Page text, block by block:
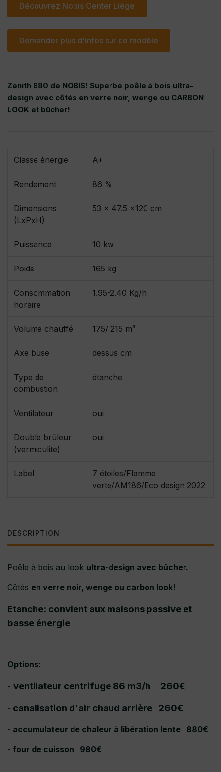
Découvrez Nobis Center Liège
Demander plus d'infos sur ce modèle
Zenith 880 de NOBIS! Superbe poêle à bois ultra-
design avec côtés en verre noir, wenge ou CARBON
LOOK et bûcher!
Classe énergie A+
Rendement 86 %
Dimensions
(LxPxH)
53 x 47.5 x120 cm
Puissance 10 kw
Poids 165 kg
Consommation
horaire
1.95-2.40 Kg/h
Volume chauffé 175/ 215 m³
Axe buse dessus cm
Type de
combustion
étanche
Ventilateur oui
Double brûleur
(vermiculite)
oui
Label
7 étoiles/Flamme
verte/AM186/Eco design 2022
DESCRIPTION
Poêle à bois au look ultra-design avec bûcher.
Côtés en verre noir, wenge ou carbon look!
Etanche: convient aux maisons passive et
basse énergie
Options:
- ventilateur centrifuge 86 m3/h 260€
- canalisation d'air chaud arrière 260€
- accumulateur de chaleur à libération lente 880€
- four de cuisson 980€